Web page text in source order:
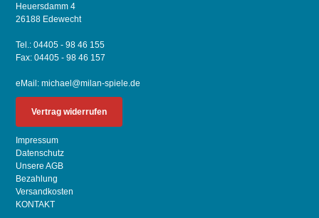
Heuersdamm 4
26188 Edewecht
Tel.: 04405 - 98 46 155
Fax: 04405 - 98 46 157
eMail:michael@milan-spiele.de
Vertrag widerrufen
Impressum
Datenschutz
Unsere AGB
Bezahlung
Versandkosten
KONTAKT